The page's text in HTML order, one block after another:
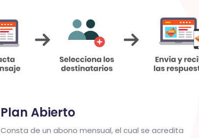
Plan Abierto
Consta de un abono mensual, el cual se acredita